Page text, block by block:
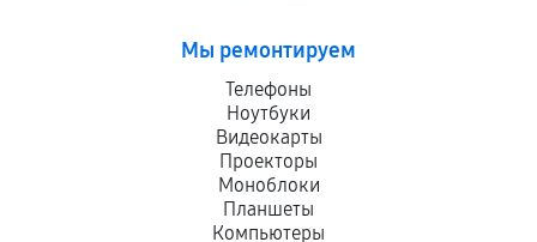
Мы ремонтируем
Телефоны
Ноутбуки
Видеокарты
Проекторы
Моноблоки
Планшеты
Компьютеры